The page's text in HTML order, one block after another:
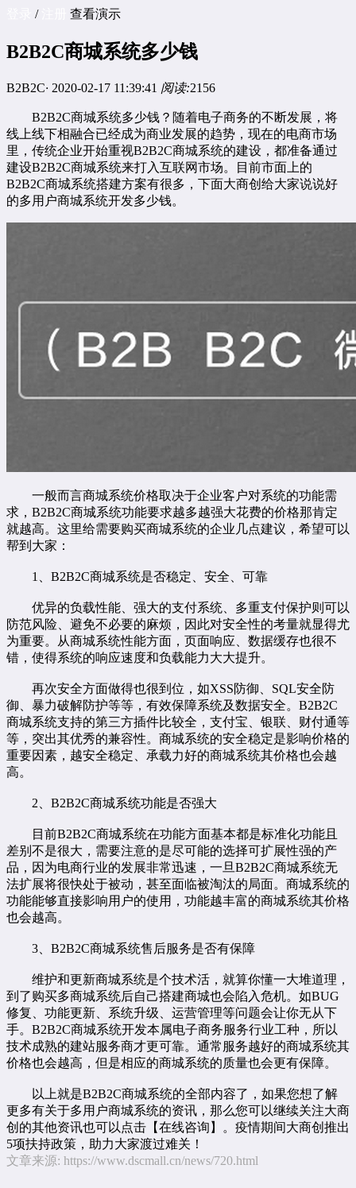
/注册 查看演示
B2B2C商城系统多少钱
B2B2C· 2020-02-17 11:39:41 阅读:2156
B2B2C商城系统多少钱？随着电子商务的不断发展，将
线上线下相融合已经成为商业发展的趋势，现在的电商市场
里，传统企业开始重视B2B2C商城系统的建设，都准备通过
建设B2B2C商城系统来打入互联网市场。目前市面上的
B2B2C商城系统搭建方案有很多，下面大商创给大家说说好
的多用户商城系统开发多少钱。
一般而言商城系统价格取决于企业客户对系统的功能需
求，B2B2C商城系统功能要求越多越强大花费的价格那肯定
就越高。这里给需要购买商城系统的企业几点建议，希望可以
帮到大家：
1、B2B2C商城系统是否稳定、安全、可靠
优异的负载性能、强大的支付系统、多重支付保护则可以
防范风险、避免不必要的麻烦，因此对安全性的考量就显得尤
为重要。从商城系统性能方面，页面响应、数据缓存也很不
错，使得系统的响应速度和负载能力大大提升。
再次安全方面做得也很到位，如XSS防御、SQL安全防
御、暴力破解防护等等，有效保障系统及数据安全。B2B2C
商城系统支持的第三方插件比较全，支付宝、银联、财付通等
等，突出其优秀的兼容性。商城系统的安全稳定是影响价格的
重要因素，越安全稳定、承载力好的商城系统其价格也会越
高。
2、B2B2C商城系统功能是否强大
目前B2B2C商城系统在功能方面基本都是标准化功能且
差别不是很大，需要注意的是尽可能的选择可扩展性强的产
品，因为电商行业的发展非常迅速，一旦B2B2C商城系统无
法扩展将很快处于被动，甚至面临被淘汰的局面。商城系统的
功能能够直接影响用户的使用，功能越丰富的商城系统其价格
也会越高。
3、B2B2C商城系统售后服务是否有保障
维护和更新商城系统是个技术活，就算你懂一大堆道理，
到了购买多商城系统后自己搭建商城也会陷入危机。如BUG
修复、功能更新、系统升级、运营管理等问题会让你无从下
手。B2B2C商城系统开发本属电子商务服务行业工种，所以
技术成熟的建站服务商才更可靠。通常服务越好的商城系统其
价格也会越高，但是相应的商城系统的质量也会更有保障。
以上就是B2B2C商城系统的全部内容了，如果您想了解
更多有关于多用户商城系统的资讯，那么您可以继续关注大商
创的其他资讯也可以点击【在线咨询 】。疫情期间大商创推出
5项扶持政策，助力大家渡过难关！
文章来源: https://www.dscmall.cn/news/720.html